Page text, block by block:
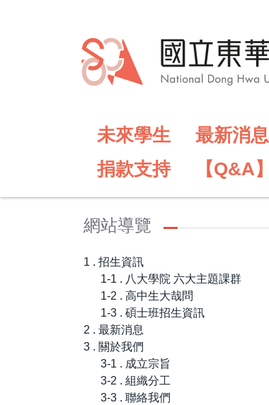
未來學生 最新消息
捐款支持
【Q&A】
網站導覽
1 . 招生資訊
1-1 . 八大學院 六大主題課群
1-2 . 高中生大哉問
1-3 . 碩士班招生資訊
2 . 最新消息
3 . 關於我們
3-1 . 成立宗旨
3-2 . 組織分工
3-3 . 聯絡我們